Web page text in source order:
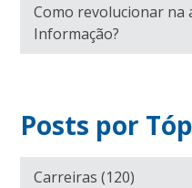
Como revolucionar na
Informação?
Posts por
Carreiras(120)